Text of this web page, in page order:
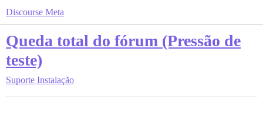
Discourse Meta
Queda total do fórum (Pressão de
teste)
Suporte Instalação